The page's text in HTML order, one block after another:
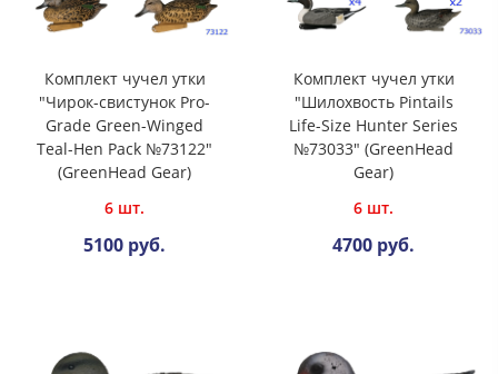
Комплект чучел утки
"Чирок-свистунок Pro-
Grade Green-Winged
Teal-Hen Pack №73122"
(GreenHead Gear)
6 шт.
5100 руб.
Комплект чучел утки
"Шилохвость Pintails
Life-Size Hunter Series
№73033" (GreenHead
Gear)
6 шт.
4700 руб.